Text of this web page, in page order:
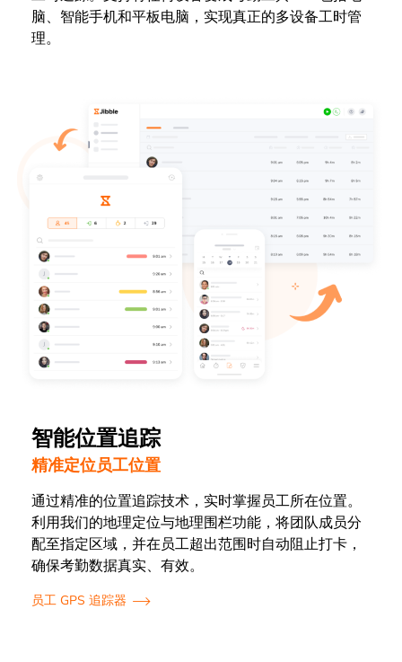
脑、智能手机和平板电脑，实现真正的多设备工时管
理。
智能位置追踪
精准定位员工位置
通过精准的位置追踪技术，实时掌握员工所在位置。
利用我们的地理定位与地理围栏功能，将团队成员分
配至指定区域，并在员工超出范围时自动阻止打卡，
确保考勤数据真实、有效。
员工 GPS 追踪器